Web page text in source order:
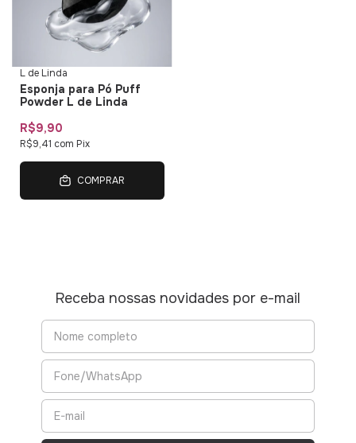
L de Linda
Esponja para Pó Puff
Powder L de Linda
R$9,90
R$9,41 com Pix
COMPRAR
Receba nossas novidades por e-mail